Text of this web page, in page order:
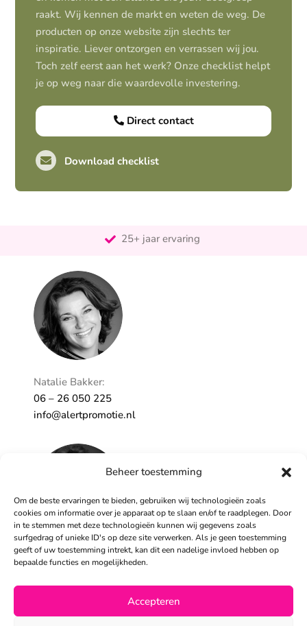
Beheer toestemming
Om de beste ervaringen te bieden, gebruiken wij technologieën zoals
cookies om informatie over je apparaat op te slaan en/of te raadplegen. Door
in te stemmen met deze technologieën kunnen wij gegevens zoals
surfgedrag of unieke ID's op deze site verwerken. Als je geen toestemming
geeft of uw toestemming intrekt, kan dit een nadelige invloed hebben op
bepaalde functies en mogelijkheden.
Accepteren
raakt. Wij kennen de markt en weten de weg. De
producten op onze website zijn slechts ter
inspiratie. Liever ontzorgen en verrassen wij jou.
Toch zelf eerst aan het werk? Onze checklist helpt
je op weg naar die waardevolle investering.
Direct contact
Download checklist
Ontzorgt
Natalie Bakker:
06 – 26 050 225
info@alertpromotie.nl
Sandra Peters:
06 – 26 050 230
info@alertpromotie.nl